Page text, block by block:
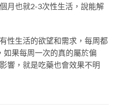
月也就2-3次性生活，說能解
性生活的欲望和需求，每周都
如果每周一次的真的屬於偏
響，就是吃藥也會效果不明